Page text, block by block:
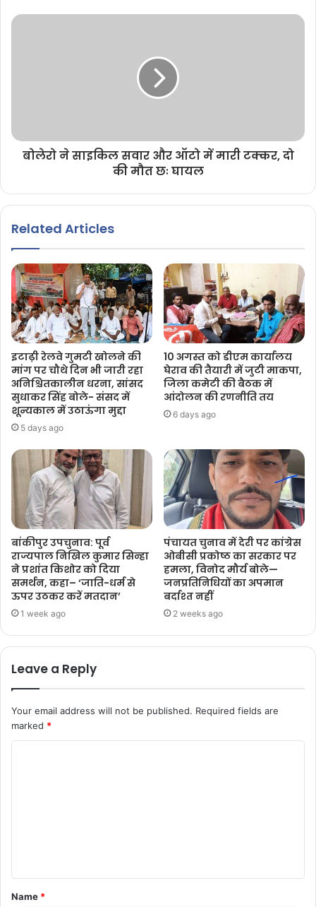
बोलेरो ने साइकिल सवार और ऑटो में मारी टक्कर, दो
की मौत छः घायल
Related Articles
इटाढ़ी रेलवे गुमटी खोलने की
मांग पर चौथे दिन भी जारी रहा
अनिश्चितकालीन धरना, सांसद
सुधाकर सिंह बोले- संसद में
शून्यकाल में उठाऊंगा मुद्दा
5 days ago
10 अगस्त को डीएम कार्यालय
घेराव की तैयारी में जुटी माकपा,
जिला कमेटी की बैठक में
आंदोलन की रणनीति तय
6 days ago
बांकीपुर उपचुनाव: पूर्व
राज्यपाल निखिल कुमार सिन्हा
ने प्रशांत किशोर को दिया
समर्थन, कहा– ‘जाति-धर्म से
ऊपर उठकर करें मतदान’
1 week ago
पंचायत चुनाव में देरी पर कांग्रेस
ओबीसी प्रकोष्ठ का सरकार पर
हमला, विनोद मौर्य बोले—
जनप्रतिनिधियों का अपमान
बर्दाश्त नहीं
2 weeks ago
Leave a Reply
Your email address will not be published. Required fields are
marked *
Name *